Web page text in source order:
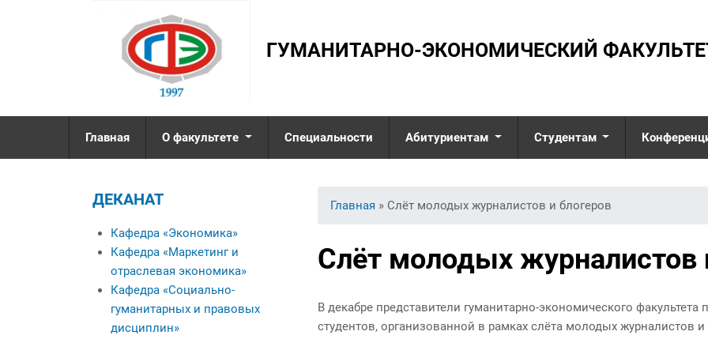
ГУМАНИТАРНО-ЭКОНОМИЧЕСКИЙ
Главная О факультете
Кафедра «Экономика»
отраслевая
экономика»
Кафедра «Социально-
гуманитарных и
правовых дисциплин»
Именные стипендиаты
Специальности Абитуриентам
кафедрами
Специальности
Экскурсия по
факультету
Студентам
Перечень
специализированных
гуманитарным
дисциплинам
Общежитие
Правила внутреннего
ДЕКАНАТ
Кафедра «Экономика»
Кафедра «Маркетинг и
отраслевая экономика»
Кафедра «Социально-
гуманитарных и правовых
дисциплин»
Вы здесь
Главная » Слёт молодых журналистов и блогеров
Слёт молодых журналистов
В декабре представители гуманитарно-экономического
студентов, организованной в рамках слёта молодых журналистов и